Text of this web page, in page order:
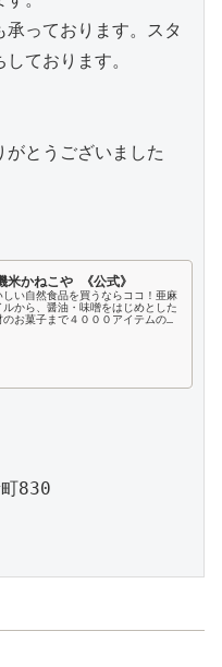
っております。スタ
ております。
とうございました
米かねこや 《公式》
い自然食品を買うならココ！亜麻
から、醤油・味噌をはじめとした
お菓子まで４０００アイテムの品
830